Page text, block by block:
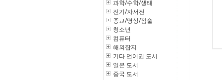
과학/수학/생태
전기/자서전
종교/명상/점술
청소년
컴퓨터
해외잡지
기타 언어권 도서
일본 도서
중국 도서